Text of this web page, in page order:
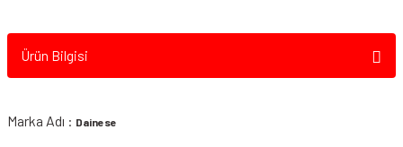
Ürün Bilgisi
Marka Adı : Dainese